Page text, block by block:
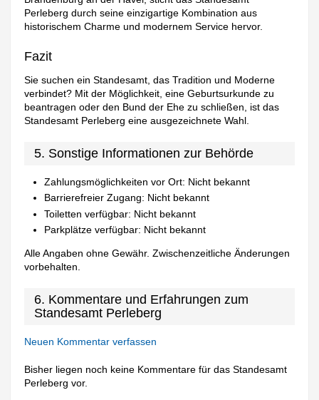
Perleberg durch seine einzigartige Kombination aus
historischem Charme und modernem Service hervor.
Fazit
Sie suchen ein Standesamt, das Tradition und Moderne
verbindet? Mit der Möglichkeit, eine Geburtsurkunde zu
beantragen oder den Bund der Ehe zu schließen, ist das
Standesamt Perleberg eine ausgezeichnete Wahl.
5. Sonstige Informationen zur Behörde
Zahlungsmöglichkeiten vor Ort: Nicht bekannt
Barrierefreier Zugang: Nicht bekannt
Toiletten verfügbar: Nicht bekannt
Parkplätze verfügbar: Nicht bekannt
Alle Angaben ohne Gewähr. Zwischenzeitliche Änderungen
vorbehalten.
6. Kommentare und Erfahrungen zum
Standesamt Perleberg
Neuen Kommentar verfassen
Bisher liegen noch keine Kommentare für das Standesamt
Perleberg vor.